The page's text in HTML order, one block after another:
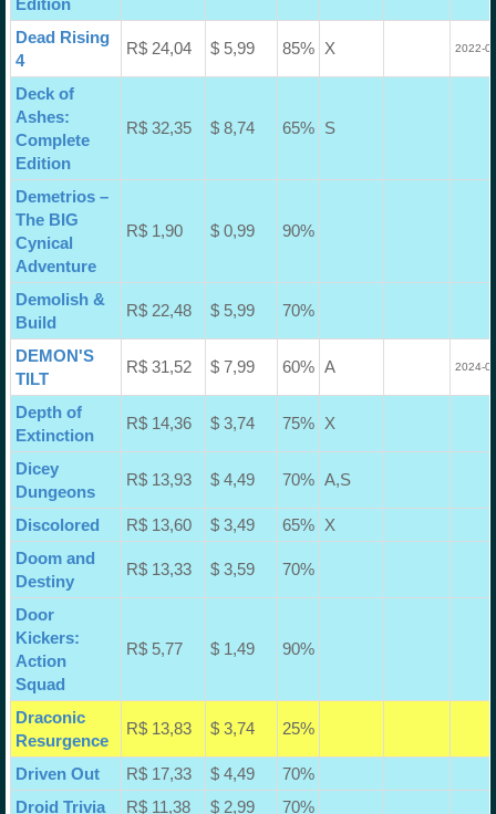
Edition
Dead Rising
4
R$ 24,04 $ 5,99 85% X 2022-
Deck of
Ashes:
Complete
Edition
R$ 32,35 $ 8,74 65% S
Demetrios –
The BIG
Cynical
Adventure
R$ 1,90 $ 0,99 90%
Demolish &
Build
R$ 22,48 $ 5,99 70%
DEMON'S
TILT
R$ 31,52 $ 7,99 60% A 2024-
Depth of
Extinction
R$ 14,36 $ 3,74 75% X
Dicey
Dungeons
R$ 13,93 $ 4,49 70% A,S
Discolored R$ 13,60 $ 3,49 65%
X
Doom and
Destiny
R$ 13,33 $ 3,59 70%
Door
Kickers:
Action
Squad
R$ 5,77 $ 1,49 90%
Draconic
Resurgence
R$ 13,83 $ 3,74 25%
Driven Out R$ 17,33 $ 4,49
70%
Droid Trivia
R$ 11,38 $ 2,99
70%